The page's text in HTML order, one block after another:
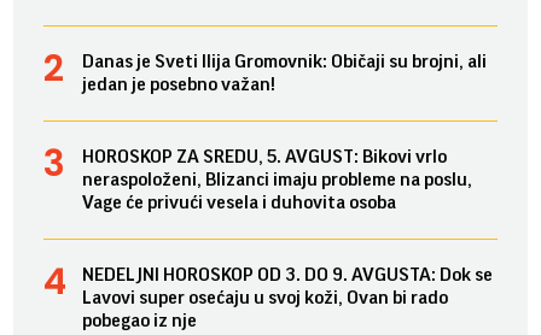
Danas je Sveti Ilija Gromovnik: Običaji su brojni, ali
jedan je posebno važan!
HOROSKOP ZA SREDU, 5. AVGUST: Bikovi vrlo
neraspoloženi, Blizanci imaju probleme na poslu,
Vage će privući vesela i duhovita osoba
NEDELJNI HOROSKOP OD 3. DO 9. AVGUSTA: Dok se
Lavovi super osećaju u svoj koži, Ovan bi rado
pobegao iz nje